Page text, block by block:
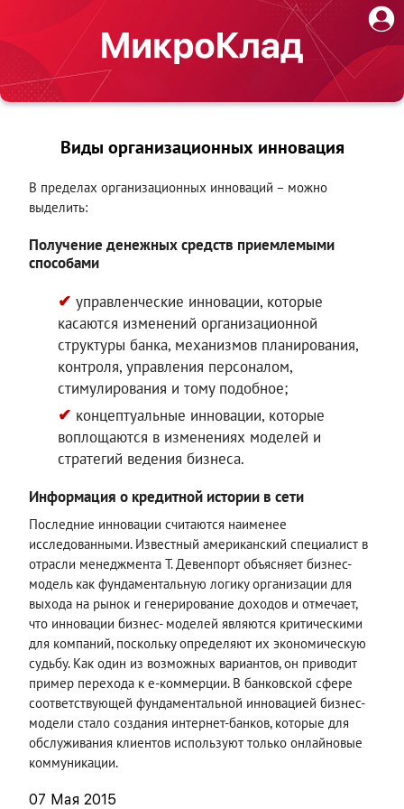
Виды организационных инновация
В пределах организационных инноваций – можно
выделить:
Получение денежных средств приемлемыми
способами
управленческие инновации, которые
касаются изменений организационной
структуры банка, механизмов планирования,
контроля, управления персоналом,
стимулирования и тому подобное;
концептуальные инновации, которые
воплощаются в изменениях моделей и
стратегий ведения бизнеса.
Информация о кредитной истории в сети
Последние инновации считаются наименее
исследованными. Известный американский специалист в
отрасли менеджмента Т. Девенпорт объясняет бизнес-
модель как фундаментальную логику организации для
выхода на рынок и генерирование доходов и отмечает,
что инновации бизнес- моделей являются критическими
для компаний, поскольку определяют их экономическую
судьбу. Как один из возможных вариантов, он приводит
пример перехода к е-коммерции. В банковской сфере
соответствующей фундаментальной инновацией бизнес-
модели стало создания интернет-банков, которые для
обслуживания клиентов используют только онлайновые
коммуникации.
07 Мая 2015